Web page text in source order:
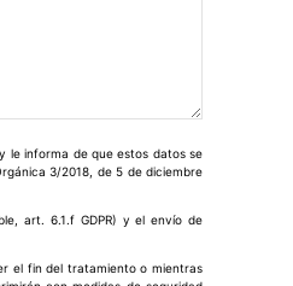
y le informa de que estos datos se
3/2018, de 5 de diciembre
art. 6.1.f GDPR) y el envío de
el fin del tratamiento o mientras